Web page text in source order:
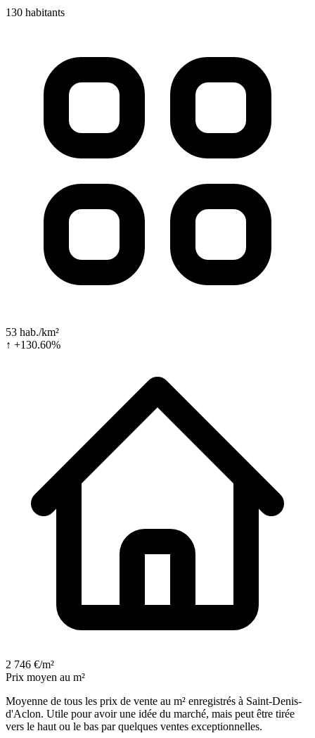
130 habitants
53 hab./km²
↑ +130.60%
2 746 €/m²
Prix moyen au m²
Moyenne de tous les prix de vente au m² enregistrés à Saint-Denis-
d'Aclon. Utile pour avoir une idée du marché, mais peut être tirée
vers le haut ou le bas par quelques ventes exceptionnelles.